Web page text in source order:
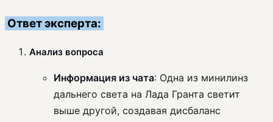
Ответ эксперта:
Анализ вопроса
Информация из чата: Одна из минилинз
дальнего света на Лада Гранта светит
выше другой, создавая дисбаланс